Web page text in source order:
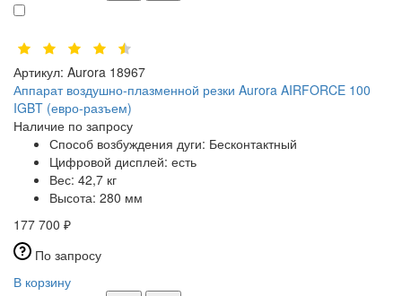
Артикул: Aurora 18967
Аппарат воздушно-плазменной резки Aurora AIRFORCE 100
IGBT (евро-разъем)
Наличие по запросу
Способ возбуждения дуги: Бесконтактный
Цифровой дисплей: есть
Вес: 42,7 кг
Высота: 280 мм
177 700 ₽
По запросу
В корзину